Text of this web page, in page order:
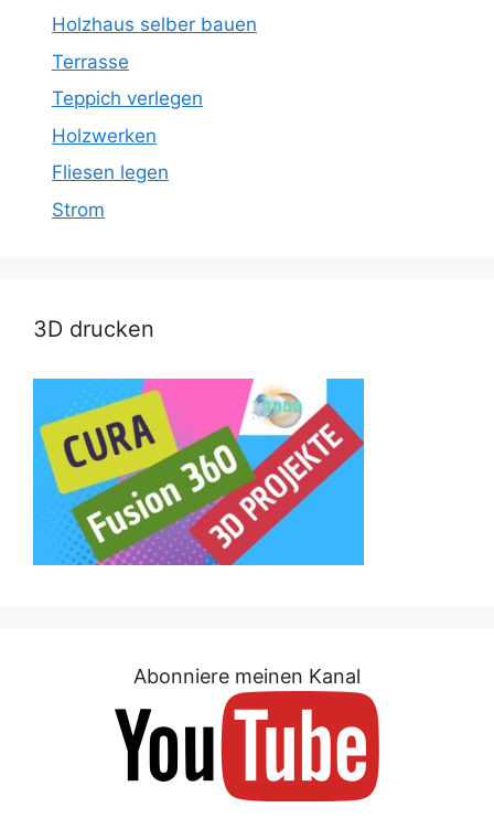
Holzhaus selber bauen
Terrasse
Teppich verlegen
Holzwerken
Fliesen legen
Strom
3D drucken
Abonniere meinen Kanal